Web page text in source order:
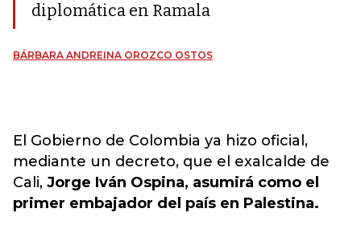
diplomática en Ramala
BÁRBARA ANDREINA OROZCO OSTOS
El Gobierno de Colombia ya hizo oficial,
mediante un decreto, que el exalcalde de
Cali, Jorge Iván Ospina, asumirá como el
primer embajador del país en Palestina.